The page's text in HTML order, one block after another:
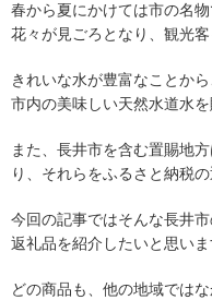
春から夏にかけては市の名
花々が見ごろとなり、観光
きれいな水が豊富なことか
市内の美味しい天然水道水を
また、長井市を含む置賜地
り、それらをふるさと納税
今回の記事ではそんな長井
返礼品を紹介したいと思いま
どの商品も、他の地域では